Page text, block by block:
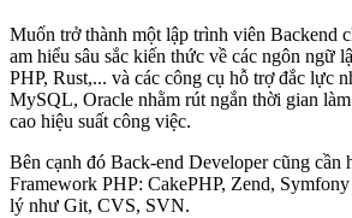
Muốn trở thành một lập trình viên Backend
am hiểu sâu sắc kiến thức về các ngôn ngữ
PHP, Rust,... và các công cụ hỗ trợ đắc lực
MySQL, Oracle nhằm rút ngắn thời gian
cao hiệu suất công việc.
Bên cạnh đó Back-end Developer cũng cần
Framework PHP: CakePHP, Zend,
lý như Git, CVS, SVN.